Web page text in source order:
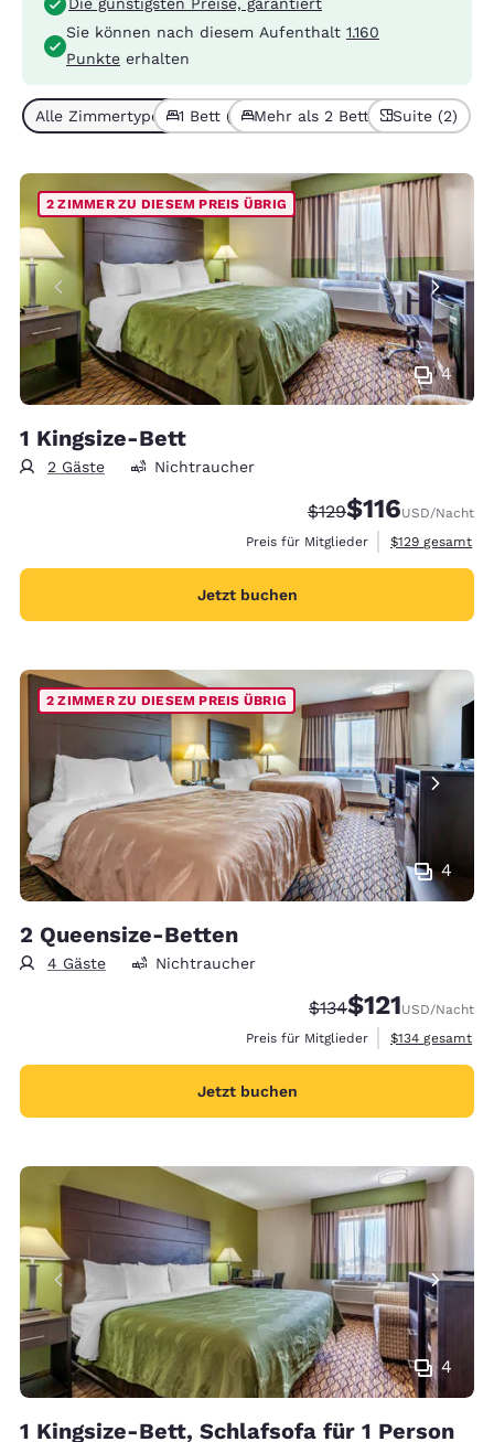
Sie können nach diesem Aufenthalt 1.160
Punkte erhalten
Alle Zimmertypen (6)1 Bett (4) Mehr als 2 Betten (2)Suite (2)
4
2 ZIMMER ZU DIESEM PREIS ÜBRIG
1 Kingsize-Bett
2 Gäste Nichtraucher
Durchgestrichener
$129Vergünstigter
$116USD/Nacht
Preis für Mitglieder
Geschätzte
$129 gesamt
Jetzt buchen
4
2 ZIMMER ZU DIESEM PREIS ÜBRIG
2 Queensize-Betten
4 Gäste Nichtraucher
Durchgestrichener
$134Vergünstigter
$121USD/Nacht
Preis für Mitglieder
Geschätzte
$134 gesamt
Jetzt buchen
4
1 Kingsize-Bett, Schlafsofa für 1 Person